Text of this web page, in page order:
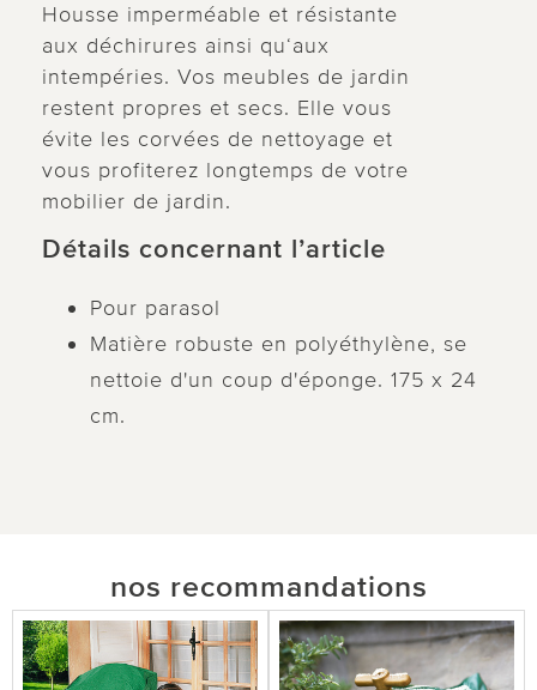
Housse imperméable et résistante
aux déchirures ainsi qu‘aux
intempéries. Vos meubles de jardin
restent propres et secs. Elle vous
évite les corvées de nettoyage et
vous profiterez longtemps de votre
mobilier de jardin.
Détails concernant l’article
Pour parasol
Matière robuste en polyéthylène, se
nettoie d'un coup d'éponge. 175 x 24
cm.
nos recommandations